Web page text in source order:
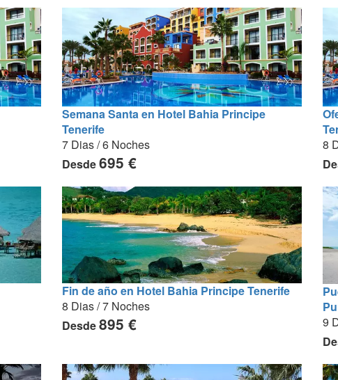
Semana Santa en Hotel Bahia Principe
Tenerife
7 Dias / 6 Noches
Desde695 €
8
Fin de año en Hotel Bahia Principe Tenerife
8 Dias / 7 Noches
Desde895 €
9